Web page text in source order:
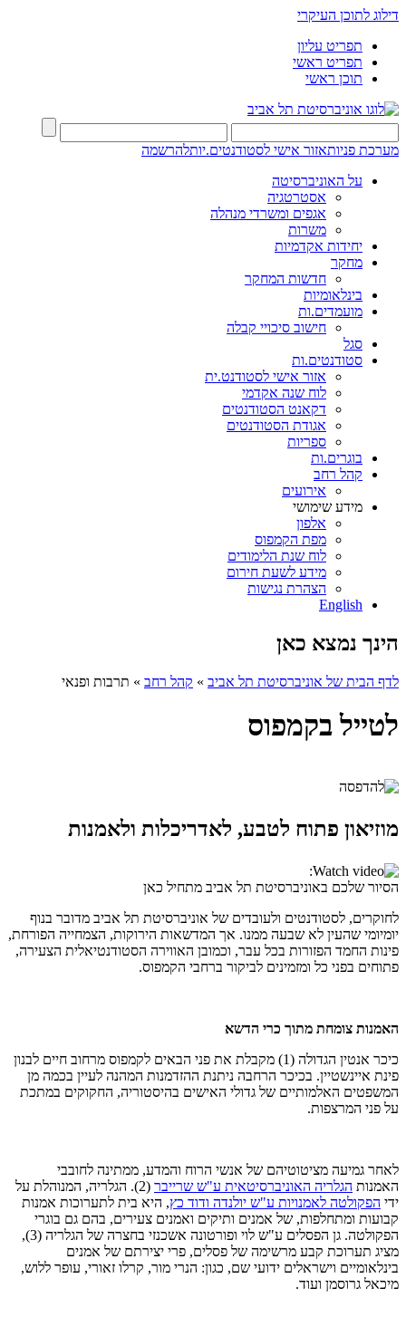
דילוג לתוכן העיקרי
תפריט עליון
תפריט ראשי
תוכן ראשי
מערכת פניותאזור אישי לסטודנטים.יותלהרשמה
על האוניברסיטה
אסטרטגיה
אגפים ומשרדי מנהלה
משרות
יחידות אקדמיות
מחקר
חדשות המחקר
בינלאומיות
מועמדים.ות
חישוב סיכויי קבלה
סגל
סטודנטים.ות
אזור אישי לסטודנט.ית
לוח שנה אקדמי
דקאנט הסטודנטים
אגודת הסטודנטים
ספריות
בוגרים.ות
קהל רחב
אירועים
מידע שימושי
אלפון
מפת הקמפוס
לוח שנת הלימודים
מידע לשעת חירום
הצהרת נגישות
English
הינך נמצא כאן
לדף הבית של אוניברסיטת תל אביב » קהל רחב » תרבות ופנאי
לטייל בקמפוס
מוזיאון פתוח לטבע, לאדריכלות ולאמנות
הסיור שלכם באוניברסיטת תל אביב מתחיל כאן
לחוקרים, לסטודנטים ולעובדים של אוניברסיטת תל אביב מדובר בנוף
יומיומי שהעין לא שבעה ממנו. אך המדשאות הירוקות, הצמחייה הפורחת,
פינות החמד הפזורות בכל עבר, וכמובן האווירה הסטודנטיאלית הצעירה,
פתוחים בפני כל ומזמינים לביקור ברחבי הקמפוס.
האמנות צומחת מתוך כרי הדשא
כיכר אנטין הגדולה (1) מקבלת את פני הבאים לקמפוס מרחוב חיים לבנון
פינת איינשטיין. בכיכר הרחבה ניתנת ההזדמנות המהנה לעיין בכמה מן
המשפטים האלמותיים של גדולי האישים בהיסטוריה, החקוקים במתכת
על פני המרצפות.
לאחר גמיעה מציטוטיהם של אנשי הרוח והמדע, ממתינה לחובבי
האמנות הגלריה האוניברסיטאית ע"ש שרייבר
(2). הגלריה, המנוהלת על
ידי הפקולטה לאמנויות ע"ש יולנדה ודוד כץ, היא בית לתערוכות אמנות
קבועות ומתחלפות, של אמנים ותיקים ואמנים צעירים, בהם גם בוגרי
הפקולטה. גן הפסלים ע"ש לוי ופורטונה אשכנזי בחצרה של הגלריה (3),
מציג תערוכת קבע מרשימה של פסלים, פרי יצירתם של אמנים
בינלאומיים וישראלים ידועי שם, כגון: הנרי מור, קרלו זאורי, עופר ללוש,
מיכאל גרוסמן ועוד.